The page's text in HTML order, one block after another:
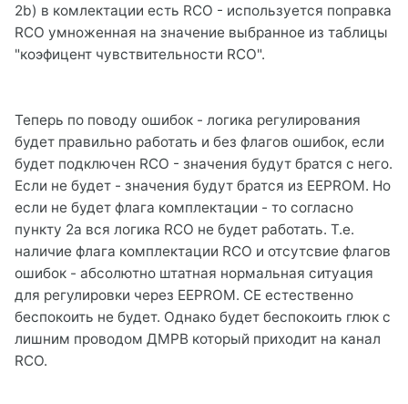
2b) в комлектации есть RCO - используется поправка
RCO умноженная на значение выбранное из таблицы
"коэфицент чувствительности RCO".
Теперь по поводу ошибок - логика регулирования
будет правильно работать и без флагов ошибок, если
будет подключен RCO - значения будут братся с него.
Если не будет - значения будут братся из EEPROM. Но
если не будет флага комплектации - то согласно
пункту 2a вся логика RCO не будет работать. Т.е.
наличие флага комплектации RCO и отсутсвие флагов
ошибок - абсолютно штатная нормальная ситуация
для регулировки через EEPROM. CE естественно
беспокоить не будет. Однако будет беспокоить глюк с
лишним проводом ДМРВ который приходит на канал
RCO.